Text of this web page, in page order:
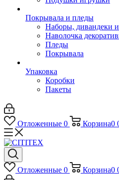
Покрывала и пледы
Наборы, дивандеки
Наволочка
Пледы
Покрывала
Упаковка
Коробки
Пакеты
Отложенные 0 Корзина0
Отложенные 0 Корзина0